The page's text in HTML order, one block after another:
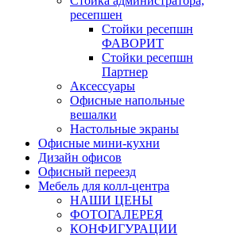
ресепшен
Стойки ресепшн
ФАВОРИТ
Стойки ресепшн
Партнер
Аксессуары
Офисные напольные
вешалки
Настольные экраны
Офисные мини-кухни
Дизайн офисов
Офисный переезд
Мебель для колл-центра
НАШИ ЦЕНЫ
ФОТОГАЛЕРЕЯ
КОНФИГУРАЦИИ